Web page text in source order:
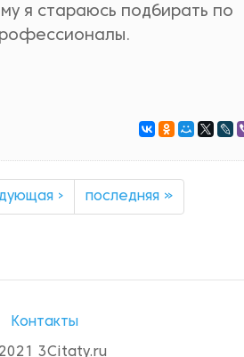
я стараюсь подбирать по
› последняя »
Контакты
3Citaty.ru